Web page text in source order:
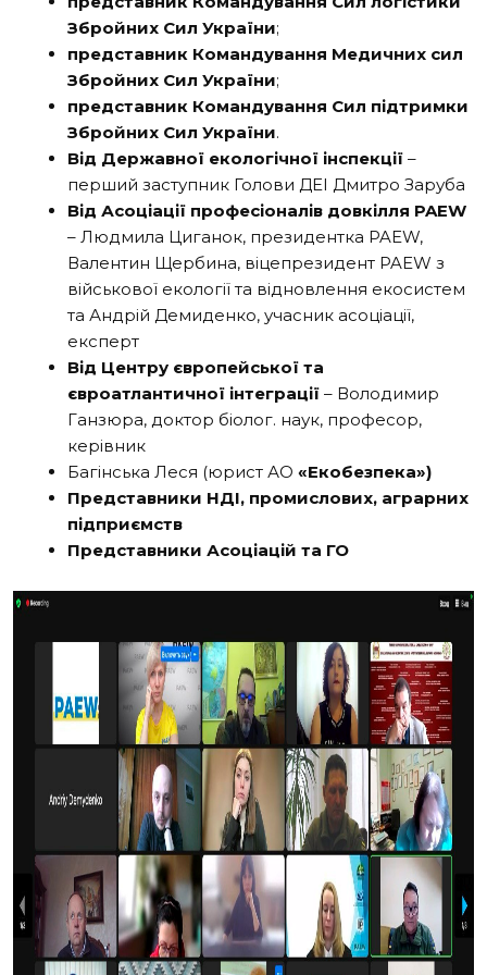
Збройних Сил України;
представник Командування Медичних сил
Збройних Сил України;
представник Командування Сил підтримки
Збройних Сил України.
Від Державної екологічної інспекції –
перший заступник Голови ДЕІ Дмитро Заруба
Від Асоціації професіоналів довкілля PAEW
– Людмила Циганок, президентка PAEW,
Валентин Щербина, віцепрезидент PAEW з
військової екології та відновлення екосистем
та Андрій Демиденко, учасник асоціації,
експерт
Від Центру європейської та
євроатлантичної інтеграції – Володимир
Ганзюра, доктор біолог. наук, професор,
керівник
Багінська Леся (юрист АО «Екобезпека»)
Представники НДІ, промислових, аграрних
підприємств
Представники Асоціацій та ГО